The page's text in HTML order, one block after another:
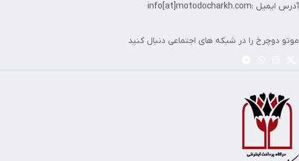
آدرس ایمیل :info[at]motodocharkh.com
موتو دوچرخ را در شبکه های اجتماعی دنبال کنید